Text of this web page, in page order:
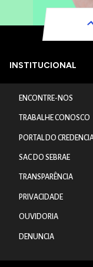
INSTITUCIONAL
ENCONTRE-NOS
TRABALHE CONOSCO
PORTAL DO
SAC DO SEBRAE
TRANSPARÊNCIA
PRIVACIDADE
OUVIDORIA
DENUNCIA